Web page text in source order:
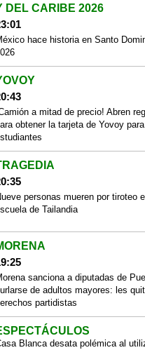
DEL CARIBE 2026
hace historia en Santo
a mitad de precio! Abren
obtener la tarjeta de Yovoy para
personas mueren por tiroteo
de Tailandia
sanciona a diputadas de
de adultos mayores: les
partidistas
Blanca desata polémica al